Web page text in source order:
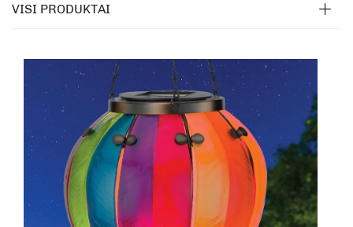
VISI PRODUKTAI